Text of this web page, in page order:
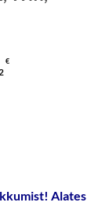
€
Alates